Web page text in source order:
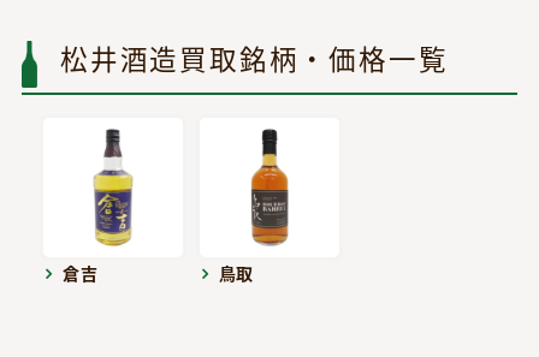
松井酒造買取銘柄・価格一覧
倉吉 鳥取